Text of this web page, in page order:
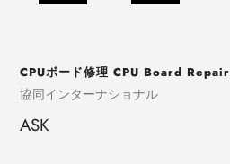
CPUボード修理 CPU Board Repair
売
手
協同インターナショナル
ASK